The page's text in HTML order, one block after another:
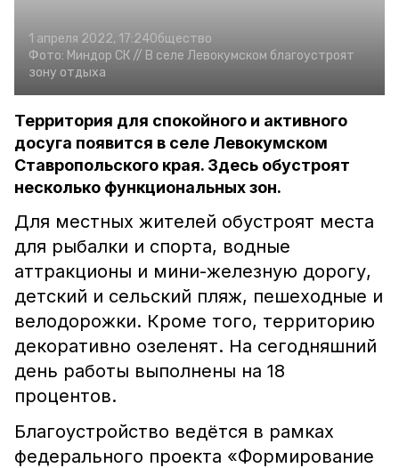
1 апреля 2022, 17:24Общество
Фото: Миндор СК // В селе Левокумском благоустроят
зону отдыха
Территория для спокойного и активного
досуга появится в селе Левокумском
Ставропольского края. Здесь обустроят
несколько функциональных зон.
Для местных жителей обустроят места
для рыбалки и спорта, водные
аттракционы и мини-железную дорогу,
детский и сельский пляж, пешеходные и
велодорожки. Кроме того, территорию
декоративно озеленят. На сегодняшний
день работы выполнены на 18
процентов.
Благоустройство ведётся в рамках
федерального проекта «Формирование